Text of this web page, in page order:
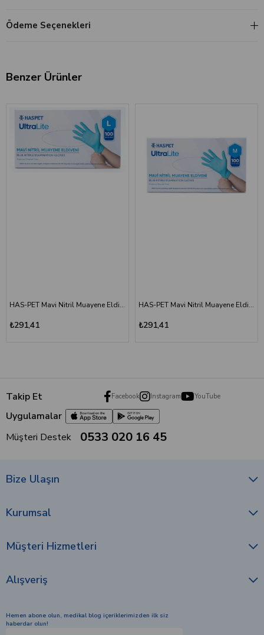
Ödeme Seçenekleri
Benzer Ürünler
HAS-PET Mavi Nitril Muayene Eldiveni (Ultra Lite) - LARGE
₺291,41
HAS-PET Mavi Nitril Muayene Eldiveni (Ultra Lite) - MEDIUM
₺291,41
Takip Et Facebook Instagram YouTube
Uygulamalar
Müşteri Destek
0533 020 16 45
Bize Ulaşın
Kurumsal
Müşteri Hizmetleri
Alışveriş
Hemen abone olun, medikal blog içeriklerimizden ilk siz
haberdar olun!